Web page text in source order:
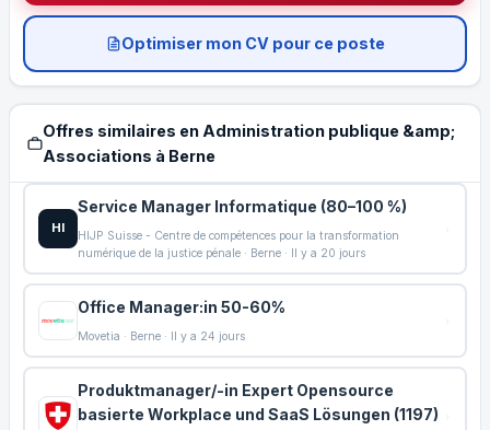
Optimiser mon CV pour ce poste
Offres similaires en Administration publique &amp;
Associations à Berne
HI
Service Manager Informatique (80–100 %)
HIJP Suisse - Centre de compétences pour la transformation
numérique de la justice pénale · Berne · Il y a 20 jours
Office Manager:in 50-60%
Movetia · Berne · Il y a 24 jours
Produktmanager/-in Expert Opensource
basierte Workplace und SaaS Lösungen (1197)